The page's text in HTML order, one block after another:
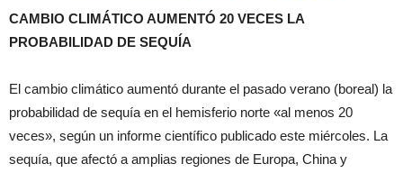
CAMBIO CLIMÁTICO AUMENTÓ 20 VECES LA
PROBABILIDAD DE SEQUÍA
El cambio climático aumentó durante el pasado verano (boreal) la
probabilidad de sequía en el hemisferio norte «al menos 20
veces», según un informe científico publicado este miércoles. La
sequía, que afectó a amplias regiones de Europa, China y